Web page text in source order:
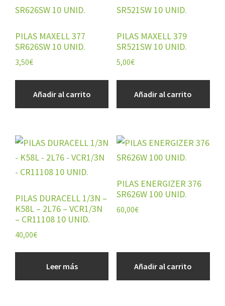
PILAS MAXELL 377
SR626SW 10 UNID.
3,50€
Añadir al carrito
PILAS MAXELL 379
SR521SW 10 UNID.
5,00€
Añadir al carrito
PILAS DURACELL 1/3N –
K58L – 2L76 – VCR1/3N
– CR11108 10 UNID.
40,00€
Leer más
PILAS ENERGIZER 376
SR626W 100 UNID.
60,00€
Añadir al carrito